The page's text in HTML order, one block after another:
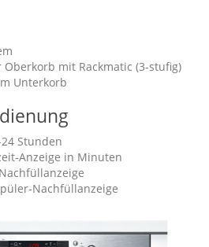
mit Rackmatic (3-stufig)
Unterkorb
Stunden
Anzeige in Minuten
Nachfüllanzeige